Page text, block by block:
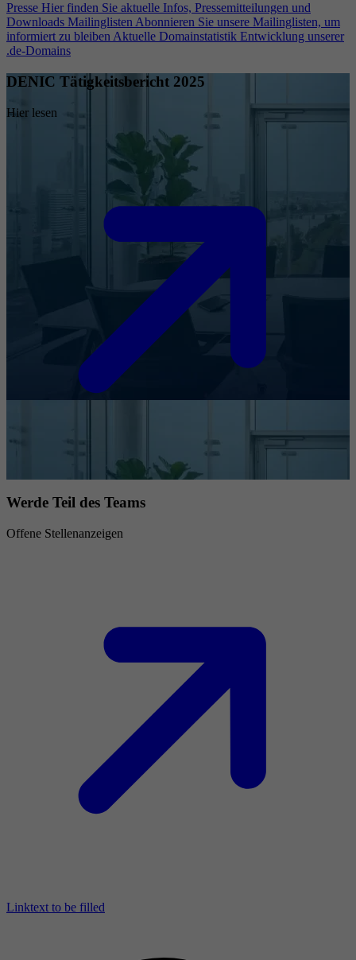
Presse Hier finden Sie aktuelle Infos, Pressemitteilungen und
Downloads Mailinglisten Abonnieren Sie unsere Mailinglisten, um
informiert zu bleiben Aktuelle Domainstatistik Entwicklung unserer
.de-Domains
DENIC Tätigkeitsbericht 2025
Hier lesen
Werde Teil des Teams
Offene Stellenanzeigen
Linktext to be filled